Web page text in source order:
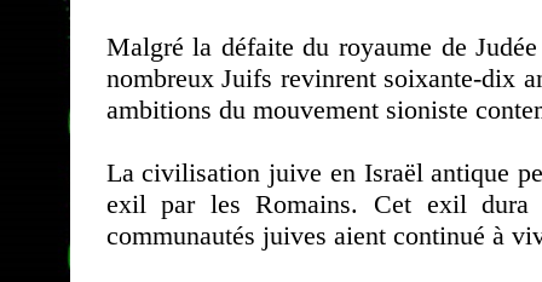
Malgré la défaite du royaume de
nombreux Juifs revinrent soixante-dix
ambitions du mouvement sioniste
La civilisation juive en Israël antique
exil par les Romains. Cet exil dura
communautés juives aient continué à